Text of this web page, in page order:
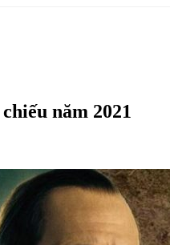
năm 2021